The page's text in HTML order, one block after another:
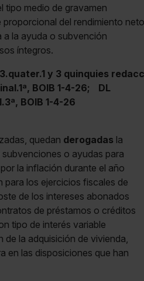
tipo medio de gravamen
del rendimiento neto
la ayuda o subvención
íntegros.
y 3 quinquies redacc
BOIB 1-4-26;
DL
BOIB 1-4-26
quedan derogadas la
o ayudas para
la inflación durante el año
los ejercicios fiscales de
de los intereses abonados
de préstamos o créditos
tipo de interés variable
la adquisición de vivienda,
en las disposiciones que han